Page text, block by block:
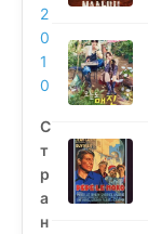
2
0
1
0
С
т
р
а
н